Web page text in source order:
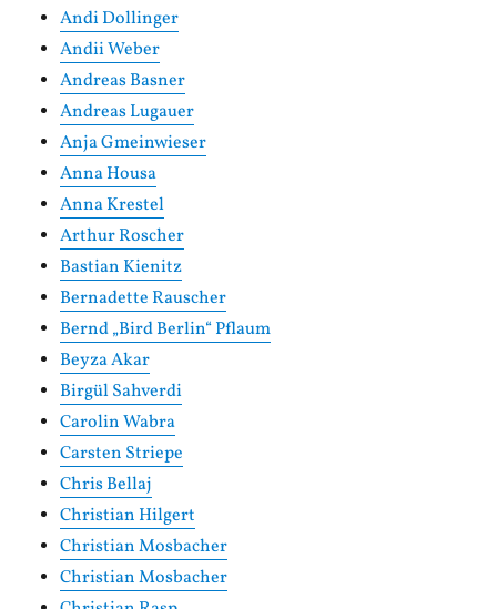
Andi Dollinger
Andii Weber
Andreas Basner
Andreas Lugauer
Anja Gmeinwieser
Anna Housa
Anna Krestel
Arthur Roscher
Bastian Kienitz
Bernadette Rauscher
Bernd „Bird Berlin“ Pflaum
Beyza Akar
Birgül Sahverdi
Carolin Wabra
Carsten Striepe
Chris Bellaj
Christian Hilgert
Christian Mosbacher
Christian Mosbacher